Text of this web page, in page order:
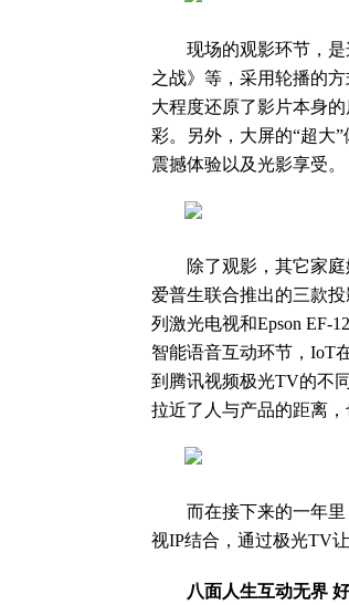
现场的观影环节，是
之战》等，采用轮播的
大程度还原了影片本身
彩。另外，大屏的“超大
震撼体验以及光影享受。
除了观影，其它家庭
爱普生联合推出的三款
列激光电视和Epson EF-
智能语音互动环节，IoT
到腾讯视频极光TV的不
拉近了人与产品的距离
而在接下来的一年里
视IP结合，通过极光TV
八面人生互动无界